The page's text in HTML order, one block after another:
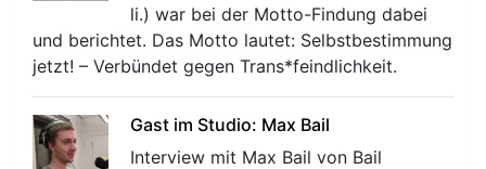
li.) war bei der Motto-Findung dabei
und berichtet. Das Motto lautet: Selbstbestimmung
jetzt! – Verbündet gegen Trans*feindlichkeit.
Gast im Studio: Max Bail
Interview mit Max Bail von Bail